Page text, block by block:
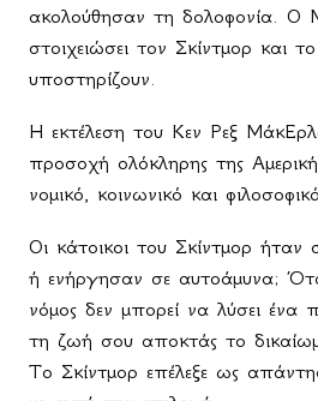
ακολούθησαν τη δολοφονία. Ο
στοιχειώσει τον Σκίντμορ και το
υποστηρίζουν.
Η εκτέλεση του Κεν Ρεξ
προσοχή ολόκληρης της
νομικό, κοινωνικό και
Οι κάτοικοι του Σκίντμορ ήταν
ή ενήργησαν σε αυτοάμυνα;
νόμος δεν μπορεί να λύσει ένα
τη ζωή σου αποκτάς το
Το Σκίντμορ επέλεξε ως